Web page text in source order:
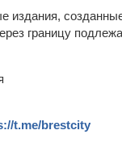
издания,
границу
t.me/brestcity